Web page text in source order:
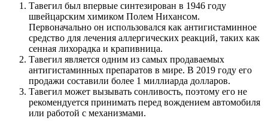
Тавегил был впервые синтезирован в 1946 году
швейцарским химиком Полем Нихансом.
Первоначально он использовался как антигистаминное
средство для лечения аллергических реакций, таких как
сенная лихорадка и крапивница.
Тавегил является одним из самых продаваемых
антигистаминных препаратов в мире. В 2019 году его
продажи составили более 1 миллиарда долларов.
Тавегил может вызывать сонливость, поэтому его не
рекомендуется принимать перед вождением автомобиля
или работой с механизмами.